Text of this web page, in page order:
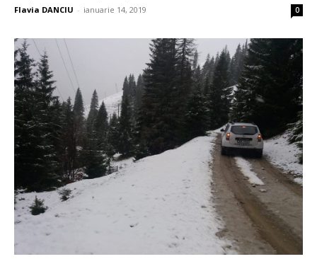
Flavia DANCIU - ianuarie 14, 2019 0